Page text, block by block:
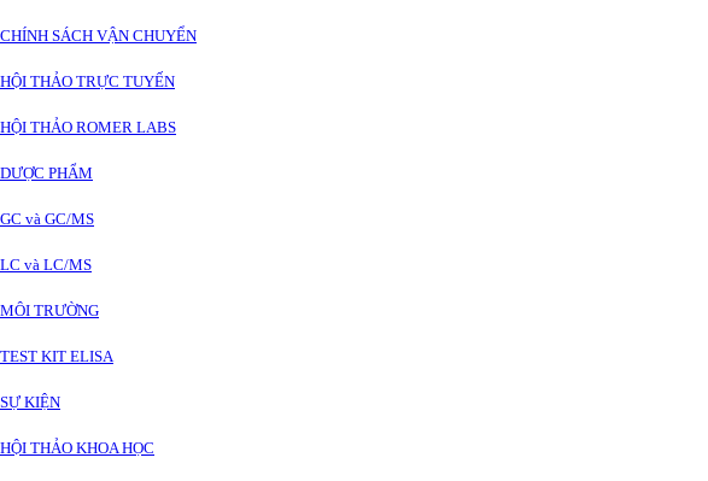
CHÍNH SÁCH VẬN CHUYỂN
HỘI THẢO TRỰC TUYẾN
HỘI THẢO ROMER LABS
DƯỢC PHẨM
GC và GC/MS
LC và LC/MS
MÔI TRƯỜNG
TEST KIT ELISA
SỰ KIỆN
HỘI THẢO KHOA HỌC